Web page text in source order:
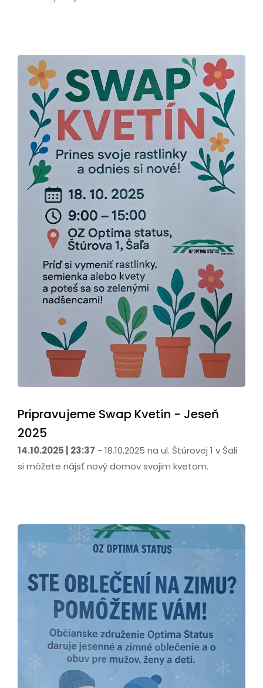
Pripravujeme Swap Kvetín - Jeseň
2025
14.10.2025 | 23:37 - 18.10.2025 na ul. Štúrovej 1 v Šali
si môžete nájsť nový domov svojim kvetom.